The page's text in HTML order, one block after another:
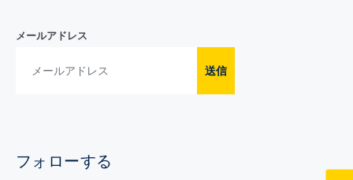
メールアドレス
送信
フォローする